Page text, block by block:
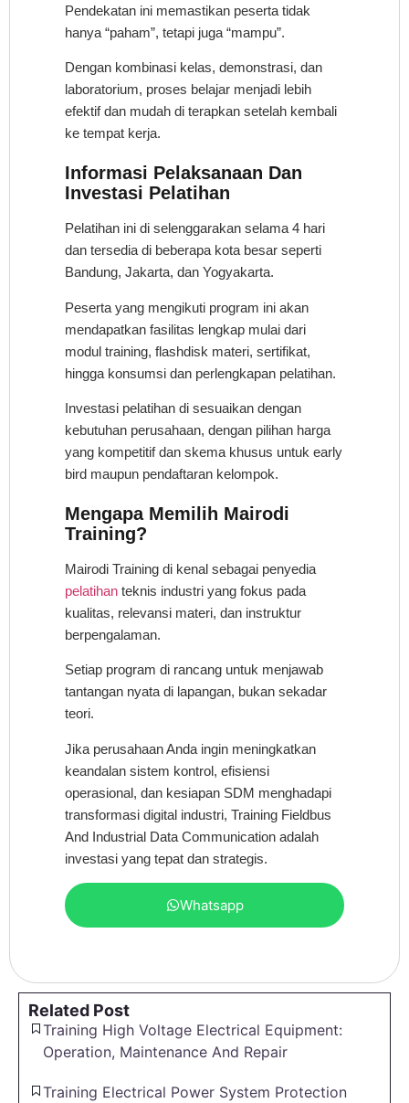
Pendekatan ini memastikan peserta tidak
hanya “paham”, tetapi juga “mampu”.
Dengan kombinasi kelas, demonstrasi, dan
laboratorium, proses belajar menjadi lebih
efektif dan mudah di terapkan setelah kembali
ke tempat kerja.
Informasi Pelaksanaan Dan
Investasi Pelatihan
Pelatihan ini di selenggarakan selama 4 hari
dan tersedia di beberapa kota besar seperti
Bandung, Jakarta, dan Yogyakarta.
Peserta yang mengikuti program ini akan
mendapatkan fasilitas lengkap mulai dari
modul training, flashdisk materi, sertifikat,
hingga konsumsi dan perlengkapan pelatihan.
Investasi pelatihan di sesuaikan dengan
kebutuhan perusahaan, dengan pilihan harga
yang kompetitif dan skema khusus untuk early
bird maupun pendaftaran kelompok.
Mengapa Memilih Mairodi
Training?
Mairodi Training di kenal sebagai penyedia
pelatihan teknis industri yang fokus pada
kualitas, relevansi materi, dan instruktur
berpengalaman.
Setiap program di rancang untuk menjawab
tantangan nyata di lapangan, bukan sekadar
teori.
Jika perusahaan Anda ingin meningkatkan
keandalan sistem kontrol, efisiensi
operasional, dan kesiapan SDM menghadapi
transformasi digital industri, Training Fieldbus
And Industrial Data Communication adalah
investasi yang tepat dan strategis.
Whatsapp
Related Post
Training High Voltage Electrical Equipment:
Operation, Maintenance And Repair
Training Electrical Power System Protection